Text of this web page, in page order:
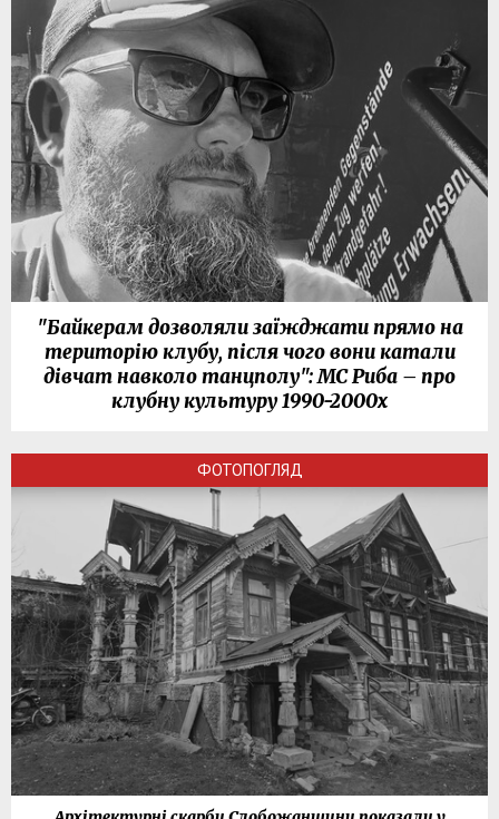
"Байкерам дозволяли заїжджати прямо на
територію клубу, після чого вони катали
дівчат навколо танцполу": МС Риба – про
клубну культуру 1990-2000х
ФОТОПОГЛЯД